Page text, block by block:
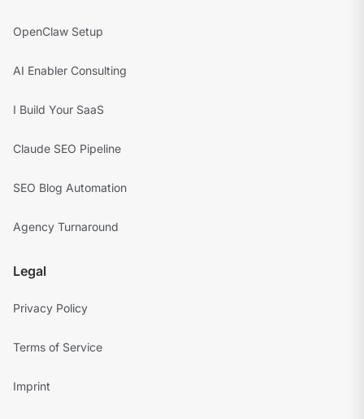
OpenClaw Setup
AI Enabler Consulting
I Build Your SaaS
Claude SEO Pipeline
SEO Blog Automation
Agency Turnaround
Legal
Privacy Policy
Terms of Service
Imprint